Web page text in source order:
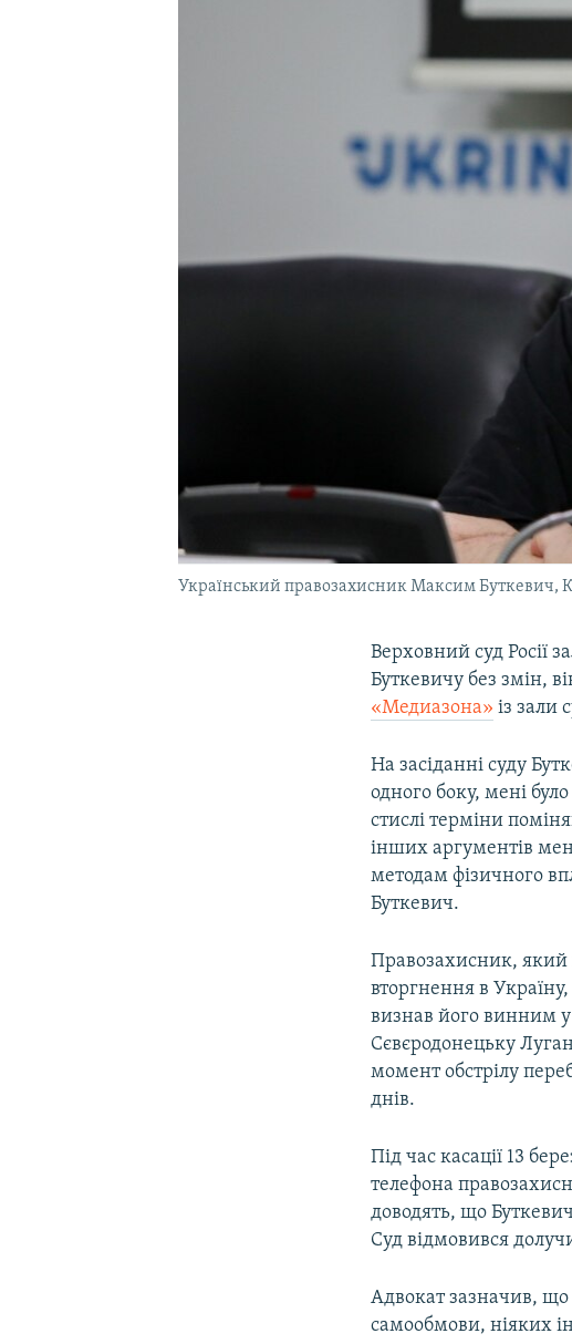
Український правозахисник Максим Буткевич,
Верховний суд Росії
Буткевичу без змін,
«Медиазона» із зали
На засіданні суду
одного боку, мені
стислі терміни
інших аргументів
методам фізичного
Буткевич.
Правозахисник, який
вторгнення в
визнав його винним у
Сєвєродонецьку
момент обстрілу
днів.
Під час касації 13
телефона
доводять, що
Суд відмовився
Адвокат зазначив, що
самообмови, ніяких